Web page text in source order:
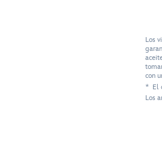
Los
con
* El
Los